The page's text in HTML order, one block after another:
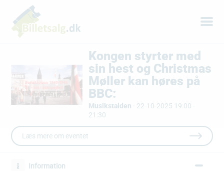
Kongen styrter med
sin hest og Christmas
Møller kan høres på
BBC:
Musikstalden · 22-10-2025 19:00 -
21:30
Læs mere om eventet
Information